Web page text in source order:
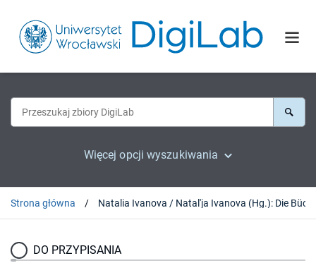
Więcej opcji wyszukiwania
Strona główna
DO PRZYPISANIA